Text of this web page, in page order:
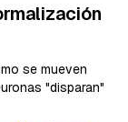
se mueven
"disparan"